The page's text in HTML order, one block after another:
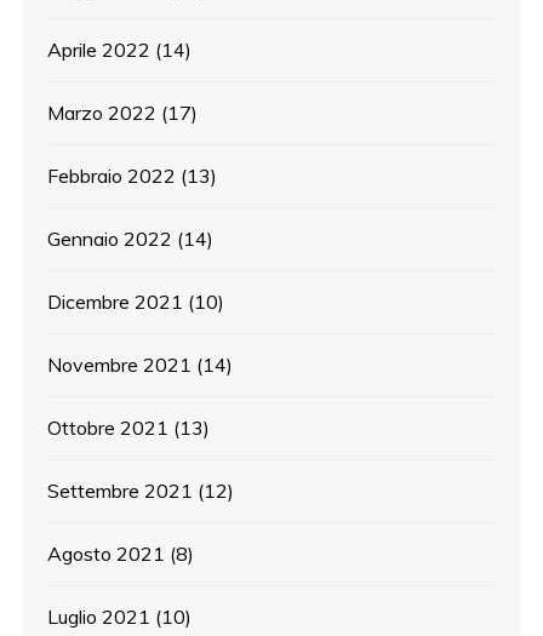
Aprile 2022 (14)
Marzo 2022 (17)
Febbraio 2022 (13)
Gennaio 2022 (14)
Dicembre 2021 (10)
Novembre 2021 (14)
Ottobre 2021 (13)
Settembre 2021 (12)
Agosto 2021 (8)
Luglio 2021 (10)